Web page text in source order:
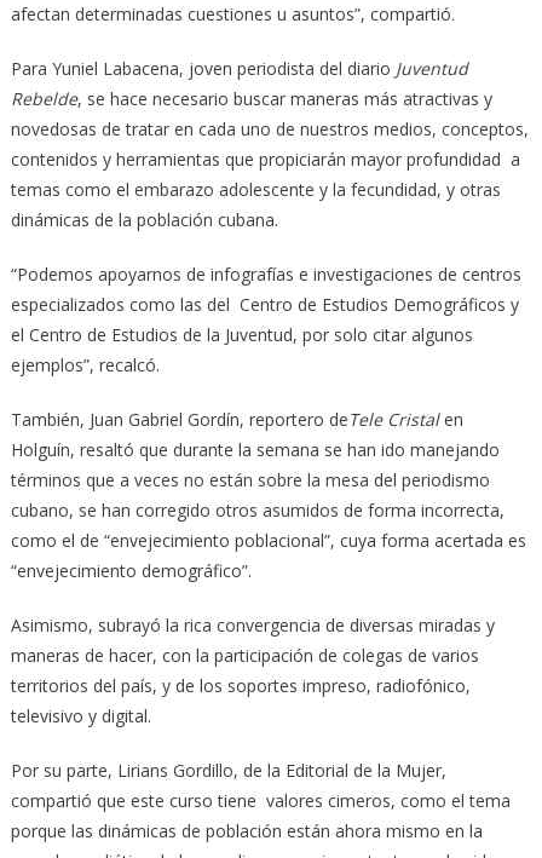
afectan determinadas cuestiones u asuntos”, compartió.
Para Yuniel Labacena, joven periodista del diario Juventud
Rebelde, se hace necesario buscar maneras más atractivas y
novedosas de tratar en cada uno de nuestros medios, conceptos,
contenidos y herramientas que propiciarán mayor profundidad a
temas como el embarazo adolescente y la fecundidad, y otras
dinámicas de la población cubana.
“Podemos apoyarnos de infografías e investigaciones de centros
especializados como las del Centro de Estudios Demográficos y
el Centro de Estudios de la Juventud, por solo citar algunos
ejemplos”, recalcó.
También, Juan Gabriel Gordín, reportero deTele Cristalen
Holguín, resaltó que durante la semana se han ido manejando
términos que a veces no están sobre la mesa del periodismo
cubano, se han corregido otros asumidos de forma incorrecta,
como el de “envejecimiento poblacional”, cuya forma acertada es
“envejecimiento demográfico”.
Asimismo, subrayó la rica convergencia de diversas miradas y
maneras de hacer, con la participación de colegas de varios
territorios del país, y de los soportes impreso, radiofónico,
televisivo y digital.
Por su parte, Lirians Gordillo, de la Editorial de la Mujer,
compartió que este curso tiene valores cimeros, como el tema
porque las dinámicas de población están ahora mismo en la